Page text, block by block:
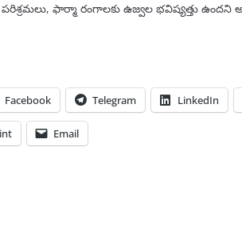
ఫార్మా రంగాలకు ఉజ్వల భవిష్యత్తు ఉందని
Facebook Telegram LinkedIn
Email